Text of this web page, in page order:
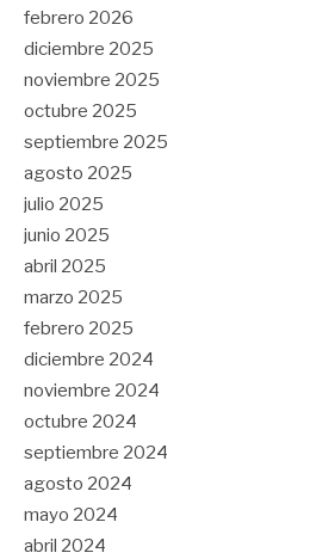
febrero 2026
diciembre 2025
noviembre 2025
octubre 2025
septiembre 2025
agosto 2025
julio 2025
junio 2025
abril 2025
marzo 2025
febrero 2025
diciembre 2024
noviembre 2024
octubre 2024
septiembre 2024
agosto 2024
mayo 2024
abril 2024